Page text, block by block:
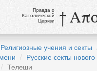
Правда о
Католической
Церкви †
Религиозные учения и секты
Русские секты
Телеши